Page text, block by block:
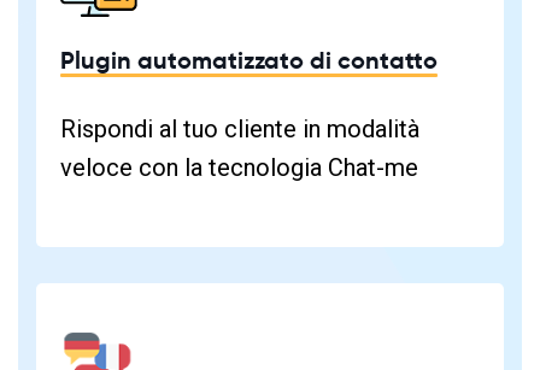
Plugin automatizzato di contatto
Rispondi al tuo cliente in modalità
veloce con la tecnologia Chat-me